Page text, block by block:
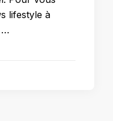
lifestyle à
…